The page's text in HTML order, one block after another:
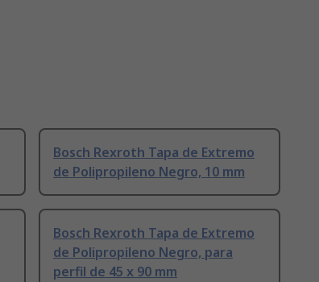
Bosch Rexroth Tapa de Extremo
de Polipropileno Negro, 10 mm
Bosch Rexroth Tapa de Extremo
de Polipropileno Negro, para
perfil de 45 x 90 mm